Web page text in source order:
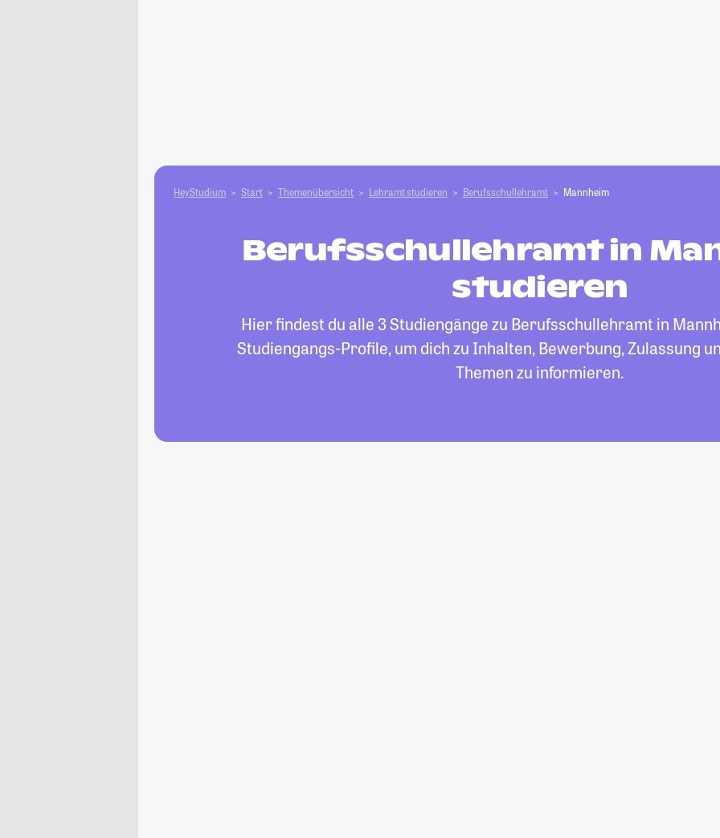
HeyStudium Start Themenübersicht Lehramt studieren Berufsschullehramt Mannheim
Berufsschullehramt in
studieren
Hier findest du alle 3 Studiengänge zu Berufsschullehramt in
Studiengangs-Profile, um dich zu Inhalten, Bewerbung, Zulassung
Themen zu informieren.